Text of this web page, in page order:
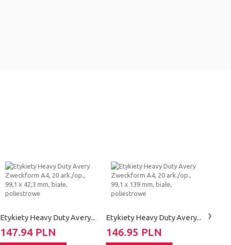
Etykiety Heavy Duty Avery...
147.94 PLN
Etykiety Heavy Duty Avery...
146.95 PLN
›